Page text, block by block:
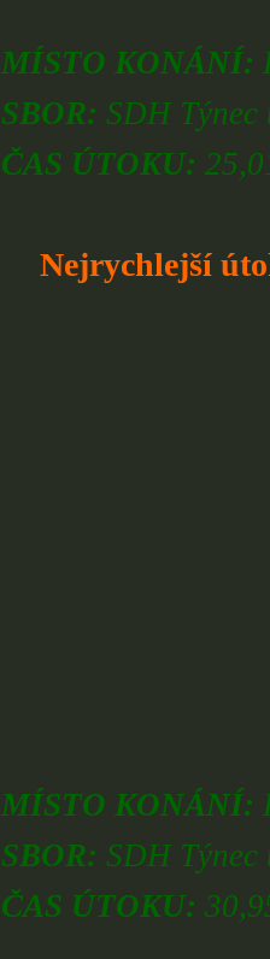
MÍSTO KONÁNÍ:
SBOR: SDH Týnec
ČAS ÚTOKU:
Nejrychlejší
MÍSTO KONÁNÍ:
SBOR: SDH Týnec
ČAS ÚTOKU: